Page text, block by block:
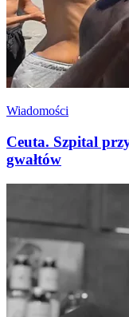
Wiadomości
Ceuta. Szpital
gwałtów